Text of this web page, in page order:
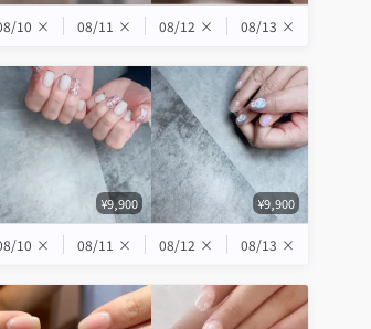
10 × 08/11 × 08/12 × 08/13 ×
¥9,900 ¥9,900
10 × 08/11 × 08/12 × 08/13 ×